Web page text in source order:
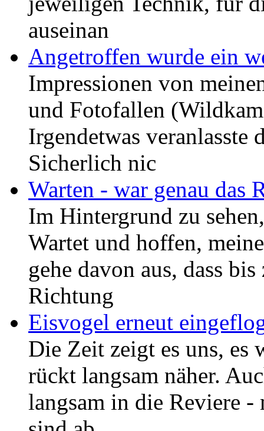
auseinan
Angetroffen wurde ein
Impressionen von
und Fotofallen
Irgendetwas
Sicherlich nic
Warten - war genau das
Im Hintergrund zu
Wartet und hoffen,
gehe davon aus, dass
Richtung
Eisvogel erneut
Die Zeit zeigt es uns,
rückt langsam näher.
langsam in die Reviere